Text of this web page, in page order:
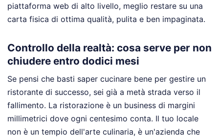
piattaforma web di alto livello, meglio restare su una
carta fisica di ottima qualità, pulita e ben impaginata.
Controllo della realtà: cosa serve per non
chiudere entro dodici mesi
Se pensi che basti saper cucinare bene per gestire un
ristorante di successo, sei già a metà strada verso il
fallimento. La ristorazione è un business di margini
millimetrici dove ogni centesimo conta. Il tuo locale
non è un tempio dell'arte culinaria, è un'azienda che